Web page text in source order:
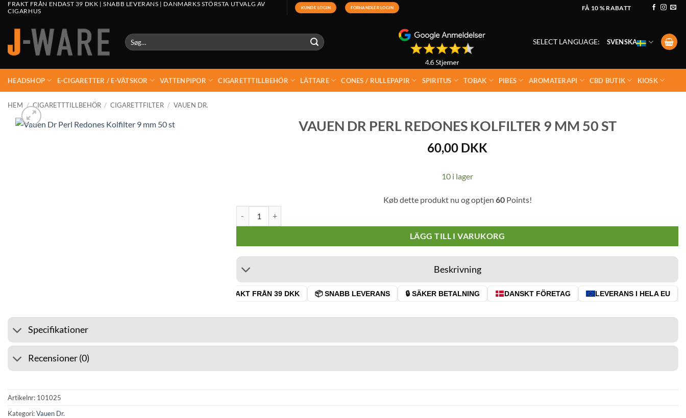
FRAKT FRÅN ENDAST 39 DKK | SNABB LEVERANS | DANMARKS STÖRSTA UTVALG AV
CIGARHUS
KUNDE LOGIN FORHANDLER LOGIN FÅ 10 % RABATT
Søg
efter:
SELECT LANGUAGE: SVENSKA
HEADSHOP E-CIGARETTER / E-VÄTSKOR VATTENPIPOR CIGARETTTILLBEHÖR LÄTTARE CONES / RULLEPAPIR SPIRITUS TOBAK PIBES AROMATERAPI CBD BUTIK KIOSK
HEM / CIGARETTTILLBEHÖR / CIGARETTFILTER / VAUEN DR.
VAUEN DR PERL REDONES KOLFILTER 9 MM 50 ST
60,00 DKK
10 i lager
Køb dette produkt nu og optjen 60Points!
LÄGG TILL I VARUKORG
Beskrivning
🚚 FRAKT FRÅN 39 DKK 📦 SNABB LEVERANS 🔒 SÄKER BETALNING DANSKT FÖRETAG LEVERANS I HELA EU
Specifikationer
Recensioner (0)
Artikelnr: 101025
Kategori:Vauen Dr.